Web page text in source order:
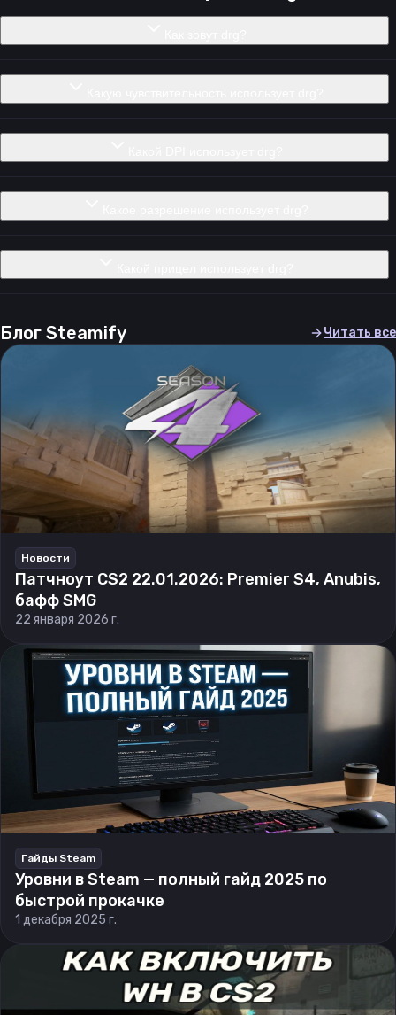
Блог Steamify Читать все
Новости
Патчноут CS2 22.01.2026: Premier S4, Anubis,
бафф SMG
22 января 2026 г.
Гайды Steam
Уровни в Steam — полный гайд 2025 по
быстрой прокачке
1 декабря 2025 г.